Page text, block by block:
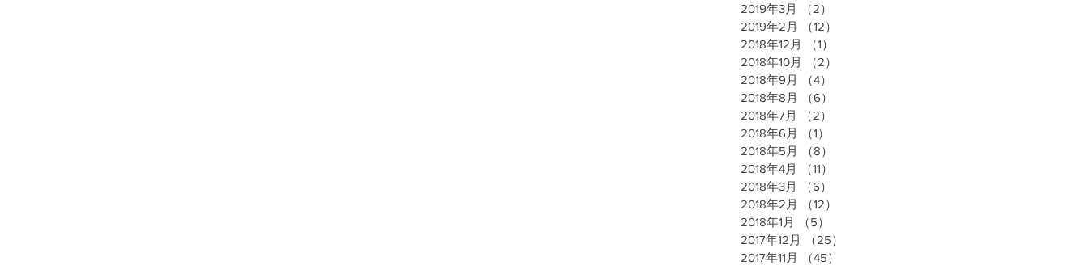
2019年3月
（2）
2019年2月
（12）
2018年12月
（1）
2018年10月
（2）
2018年9月
（4）
2018年8月
（6）
2018年7月
（2）
2018年6月
（1）
2018年5月
（8）
2018年4月
（11）
2018年3月
（6）
2018年2月
（12）
2018年1月
（5）
2017年12月
（25）
2017年11月
（45）